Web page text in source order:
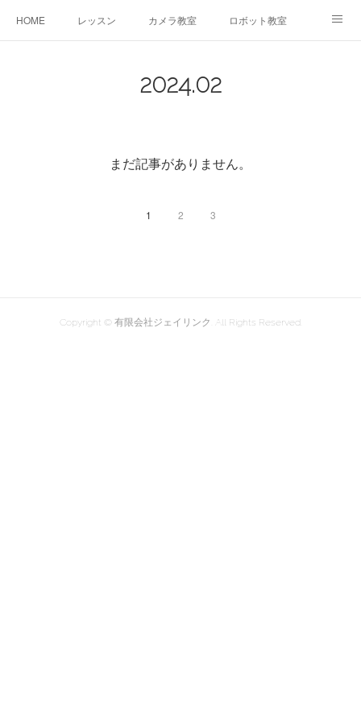
HOME レッスン カメラ教室 ロボット教室
2024.02
まだ記事がありません。
1 2 3
Copyright © 有限会社ジェイリンク. All Rights Reserved.